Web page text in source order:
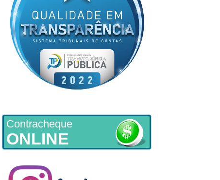
Contracheque
ONLINE